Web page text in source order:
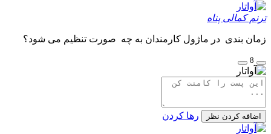
ترنم کمالی پناه
زمان بندی در ماژول کارمندان به چه صورت تنظیم می شود؟
8
اضافه کردن نظر رها کردن